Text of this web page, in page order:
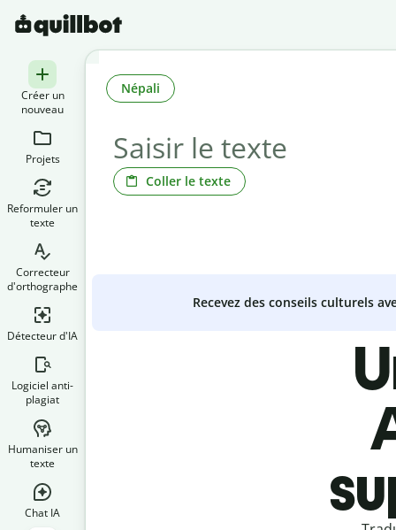
Créer un
nouveau
Projets
Reformuler un
texte
Correcteur
d'orthographe
Détecteur d'IA
Logiciel anti-
plagiat
Humaniser un
texte
Chat IA
Coller le texte
Népali
Recevez des conseils culturels